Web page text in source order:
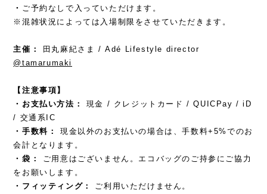
・ ご予約なしで入っていただけます。
※混雑状況によっては入場制限をさせていただきます。
主催：
田丸麻紀さま / Adé Lifestyle director
@tamarumaki
【注意事項】
・お支払い方法：
現金 / クレジットカード / QUICPay / iD
/ 交通系IC
・ 手数料：
現金以外のお支払いの場合は、手数料+5%でのお
会計となります。
・ 袋：
ご用意はございません。エコバッグのご持参にご協力
をお願いします。
・ フィッティング：
ご利用いただけません。